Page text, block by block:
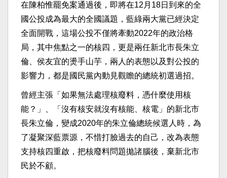
在陳柏惟罷免案通過後，即將在12月18日到來的全
國公投成為最大的全國議題，藍綠兩大黨已經決定
全面開戰，這場公投不僅將牽動2022年的政治格
局，其中焦點之一的核四，更是兩任新北市長朱立
倫、侯友宜的燙手山芋，兩人的表態以及對公投的
影響力，都是國民黨內動見觀瞻的總統初選過招。
曾經主張「如果無法處理核廢料，憑什麼使用核
能？」、「沒有核安就沒有核能、核電」的新北市
長朱立倫，變成2020年的朱立倫總統候選人時，為
了凝聚深藍票源，不惜打臉過去的自己，改為表態
支持核四重啟，把核廢料問題拋諸腦後，棄新北市
民於不顧。